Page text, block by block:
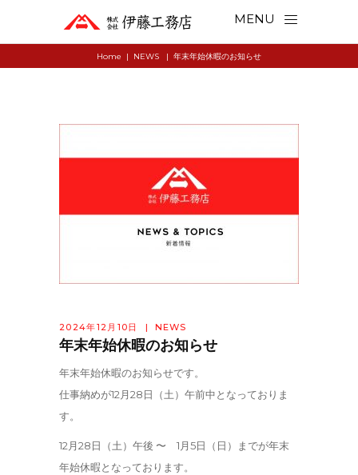
MENU
Home | NEWS | 年末年始休暇のお知らせ
2024年12月10日 NEWS
年末年始休暇のお知らせ
年末年始休暇のお知らせです。
仕事納めが12月28日（土）午前中となっておりま
す。
12月28日（土）午後 〜 1月5日（日）までが年末
年始休暇となっております。